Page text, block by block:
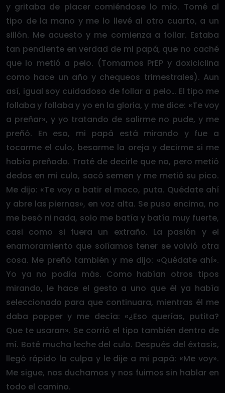
y gritaba de placer comiéndose lo mío. Tomé al
tipo de la mano y me lo llevé al otro cuarto, a un
sillón. Me acuesto y me comienza a follar. Estaba
tan pendiente en verdad de mi papá, que no caché
que lo metió a pelo. (Tomamos PrEP y doxiciclina
como hace un año y chequeos trimestrales). Aun
así, igual soy cuidadoso de follar a pelo… El tipo me
follaba y follaba y yo en la gloria, y me dice: «Te voy
a preñar», y yo tratando de salirme no pude, y me
preñó. En eso, mi papá está mirando y fue a
tocarme el culo, besarme la oreja y decirme si me
había preñado. Traté de decirle que no, pero metió
dedos en mi culo, sacó semen y me metió su pico.
Me dijo: «Te voy a batir el moco, puta. Quédate ahí
y abre las piernas», en voz alta. Se puso encima, no
me besó ni nada, solo me batía y batía muy fuerte,
casi como si fuera un extraño. La pasión y el
enamoramiento que solíamos tener se volvió otra
cosa. Me preñó también y me dijo: «Quédate ahí».
Yo ya no podía más. Como habían otros tipos
mirando, le hace el gesto a uno que él ya había
seleccionado para que continuara, mientras él me
daba popper y me decía: «¿Eso querías, putita?
Que te usaran». Se corrió el tipo también dentro de
mí. Boté mucha leche del culo. Después del éxtasis,
llegó rápido la culpa y le dije a mi papá: «Me voy».
Me sigue, nos duchamos y nos fuimos sin hablar en
todo el camino.